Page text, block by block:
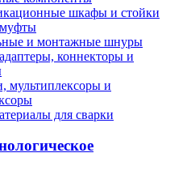
шкафы и стойки
и монтажные шнуры
коннекторы и
мультиплексоры и
для сварки